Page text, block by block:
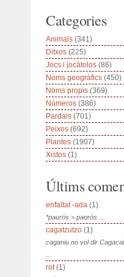
Categories
Animals (341)
Ditxos (225)
Jocs i jocàtolos (86)
Noms geogràfics (450)
Noms propis (369)
Números (386)
Pardals (701)
Peixos (692)
Plantes (1907)
Xistos (1)
Últims
enfaltat -ada (1)
*paurós > paorós ...
cagatzutzo (1)
caganiu no vol dir
rot(1)